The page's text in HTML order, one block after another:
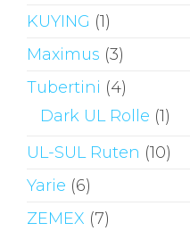
KUYING (1)
Maximus (3)
Tubertini (4)
Dark UL Rolle (1)
UL-SUL Ruten (10)
Yarie (6)
ZEMEX (7)